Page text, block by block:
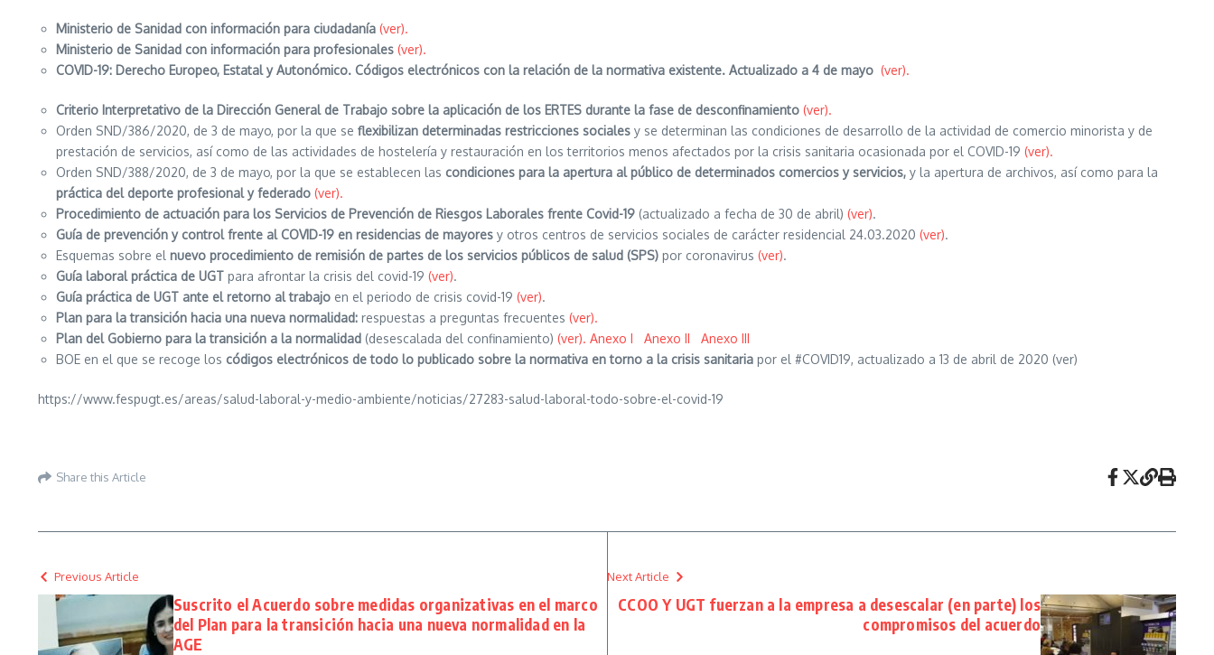
Ministerio de Sanidad con información para ciudadanía (ver).
Ministerio de Sanidad con información para profesionales (ver).
COVID-19: Derecho Europeo, Estatal y Autonómico. Códigos electrónicos con la relación de la normativa existente. Actualizado a 4 de mayo (ver).
Criterio Interpretativo de la Dirección General de Trabajo sobre la aplicación de los ERTES durante la fase de desconfinamiento (ver).
Orden SND/386/2020, de 3 de mayo, por la que se flexibilizan determinadas restricciones sociales y se determinan las condiciones de desarrollo de la actividad de comercio minorista y de
prestación de servicios, así como de las actividades de hostelería y restauración en los territorios menos afectados por la crisis sanitaria ocasionada por el COVID-19 (ver).
Orden SND/388/2020, de 3 de mayo, por la que se establecen las condiciones para la apertura al público de determinados comercios y servicios, y la apertura de archivos, así como para la
práctica del deporte profesional y federado (ver).
Procedimiento de actuación para los Servicios de Prevención de Riesgos Laborales frente Covid-19 (actualizado a fecha de 30 de abril) (ver).
Guía de prevención y control frente al COVID-19 en residencias de mayores y otros centros de servicios sociales de carácter residencial 24.03.2020 (ver).
Esquemas sobre el nuevo procedimiento de remisión de partes de los servicios públicos de salud (SPS) por coronavirus (ver).
Guía laboral práctica de UGT para afrontar la crisis del covid-19 (ver).
Guía práctica de UGT ante el retorno al trabajo en el periodo de crisis covid-19 (ver).
Plan para la transición hacia una nueva normalidad: respuestas a preguntas frecuentes (ver).
Plan del Gobierno para la transición a la normalidad (desescalada del confinamiento) (ver). Anexo I Anexo II
Anexo III
BOE en el que se recoge los códigos electrónicos de todo lo publicado sobre la normativa en torno a la crisis sanitaria por el #COVID19, actualizado a 13 de abril de 2020 (ver)
https://www.fespugt.es/areas/salud-laboral-y-medio-ambiente/noticias/27283-salud-laboral-todo-sobre-el-covid-19
Share this Article
Previous Article
Suscrito el Acuerdo sobre medidas organizativas en el marco
del Plan para la transición hacia una nueva normalidad en la
AGE
Next Article
CCOO Y UGT fuerzan a la empresa a desescalar (en parte) los
compromisos del acuerdo